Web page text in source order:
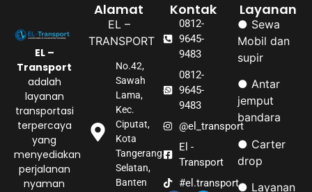
EL –
Transport
adalah
layanan
transportasi
terpercaya
yang
menyediakan
perjalanan
nyaman
Alamat
EL –
TRANSPORT
No.42,
Sawah
Lama,
Kec.
Ciputat,
Kota
Tangerang
Selatan,
Banten
Kontak
0812-
9645-
9483
0812-
9645-
9483
@el_transport
El -
Transport
#el.transport
Layanan
● Sewa
Mobil dan
supir
● Antar
jemput
bandara
● Carter
drop
● Layanan